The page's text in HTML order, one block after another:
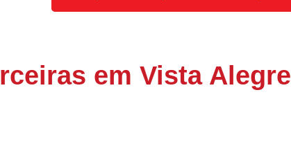
em Vista Alegre